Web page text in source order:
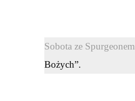
Sobota ze Spurgeonem
Bożych”.